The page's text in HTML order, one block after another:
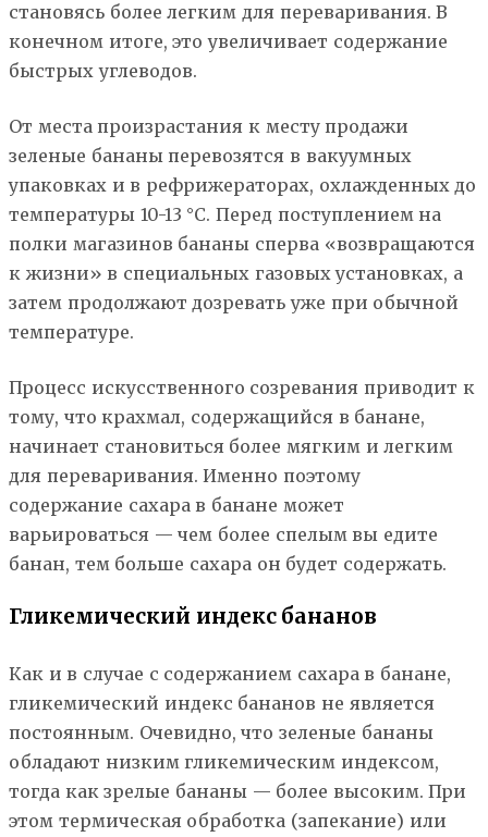
становясь более легким для переваривания. В
конечном итоге, это увеличивает содержание
быстрых углеводов.
От места произрастания к месту продажи
зеленые бананы перевозятся в вакуумных
упаковках и в рефрижераторах, охлажденных до
температуры 10-13 °C. Перед поступлением на
полки магазинов бананы сперва «возвращаются
к жизни» в специальных газовых установках, а
затем продолжают дозревать уже при обычной
температуре.
Процесс искусственного созревания приводит к
тому, что крахмал, содержащийся в банане,
начинает становиться более мягким и легким
для переваривания. Именно поэтому
содержание сахара в банане может
варьироваться — чем более спелым вы едите
банан, тем больше сахара он будет содержать.
Гликемический индекс бананов
Как и в случае с содержанием сахара в банане,
гликемический индекс бананов не является
постоянным. Очевидно, что зеленые бананы
обладают низким гликемическим индексом,
тогда как зрелые бананы — более высоким. При
этом термическая обработка (запекание) или